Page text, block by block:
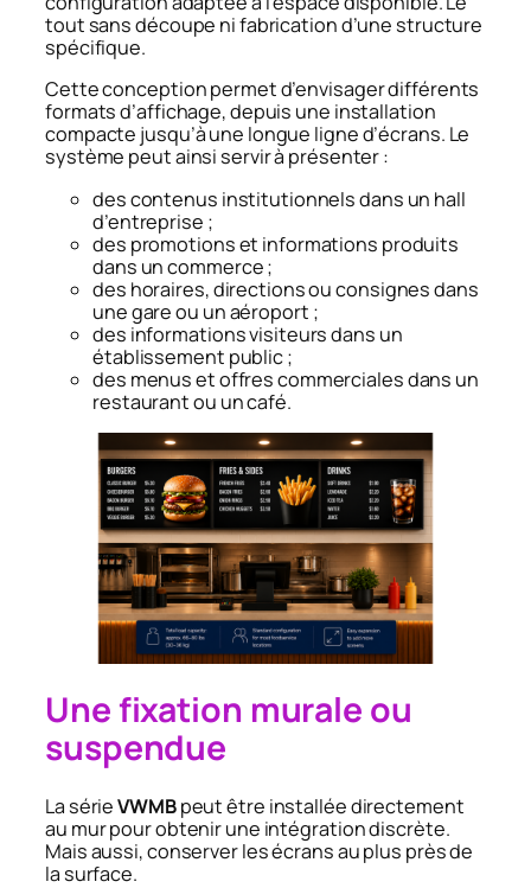
tout sans découpe ni fabrication d’une structure
spécifique.
Cette conception permet d’envisager différents
formats d’affichage, depuis une installation
compacte jusqu’à une longue ligne d’écrans. Le
système peut ainsi servir à présenter :
des contenus institutionnels dans un hall
d’entreprise ;
des promotions et informations produits
dans un commerce ;
des horaires, directions ou consignes dans
une gare ou un aéroport ;
des informations visiteurs dans un
établissement public ;
des menus et offres commerciales dans un
restaurant ou un café.
Une fixation murale ou
suspendue
La sérieVWMBpeut être installée directement
au mur pour obtenir une intégration discrète.
Mais aussi, conserver les écrans au plus près de
la surface.